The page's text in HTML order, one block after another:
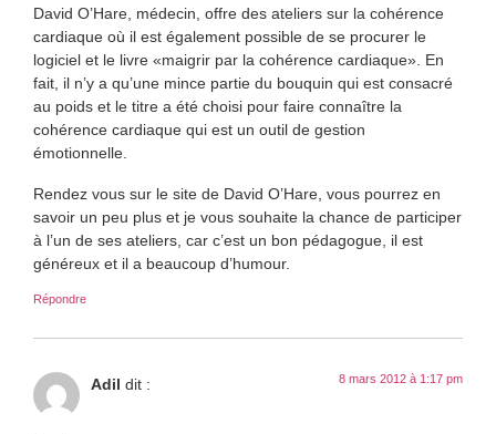
David O’Hare, médecin, offre des ateliers sur la cohérence
cardiaque où il est également possible de se procurer le
logiciel et le livre «maigrir par la cohérence cardiaque». En
fait, il n’y a qu’une mince partie du bouquin qui est consacré
au poids et le titre a été choisi pour faire connaître la
cohérence cardiaque qui est un outil de gestion
émotionnelle.
Rendez vous sur le site de David O’Hare, vous pourrez en
savoir un peu plus et je vous souhaite la chance de participer
à l’un de ses ateliers, car c’est un bon pédagogue, il est
généreux et il a beaucoup d’humour.
Répondre
Adil dit : 8 mars 2012 à 1:17 pm